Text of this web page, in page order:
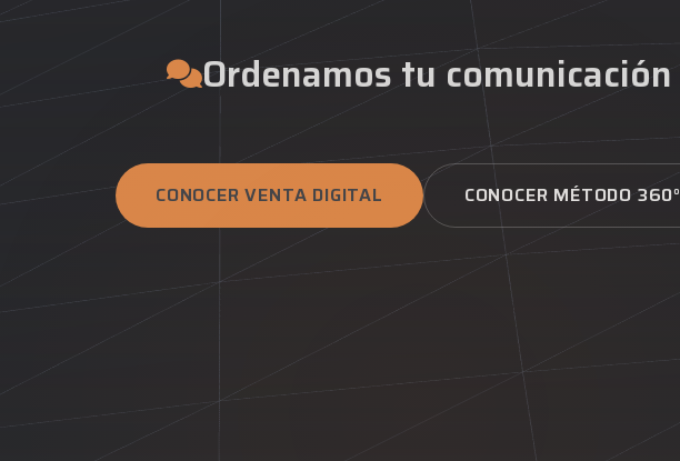
Ordenamos tu comunicación
CONOCER VENTA DIGITAL CONOCER MÉTODO 360°